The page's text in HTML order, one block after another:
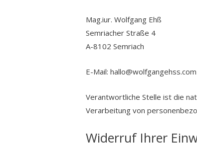
Mag.iur. Wolfgang Ehß
Semriacher Straße 4
A-8102 Semriach
E-Mail: hallo@wolfgangehss.com
Verantwortliche Stelle ist die
Verarbeitung von
Widerruf Ihrer